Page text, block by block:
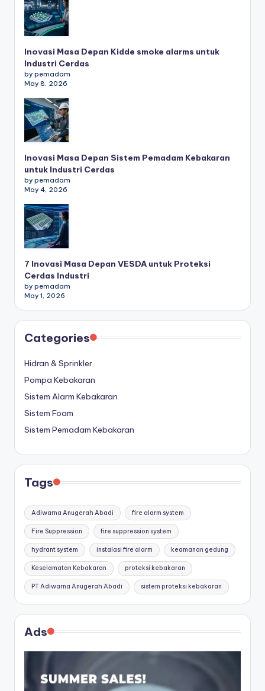
Inovasi Masa Depan Kidde smoke alarms untuk
Industri Cerdas
by pemadam
May 8, 2026
Inovasi Masa Depan Sistem Pemadam Kebakaran
untuk Industri Cerdas
by pemadam
May 4, 2026
7 Inovasi Masa Depan VESDA untuk Proteksi
Cerdas Industri
by pemadam
May 1, 2026
Categories
Hidran & Sprinkler
Pompa Kebakaran
Sistem Alarm Kebakaran
Sistem Foam
Sistem Pemadam Kebakaran
Tags
Adiwarna Anugerah Abadi fire alarm system
Fire Suppression fire suppression system
hydrant system instalasi fire alarm keamanan gedung
Keselamatan Kebakaran proteksi kebakaran
PT Adiwarna Anugerah Abadi sistem proteksi kebakaran
Ads